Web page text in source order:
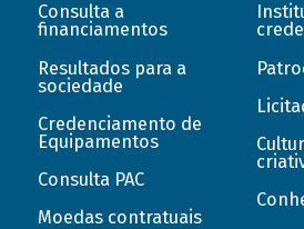
Consulta a
financiamentos
Resultados para a
sociedade
Credenciamento de
Equipamentos
Consulta PAC
Moedas contratuais